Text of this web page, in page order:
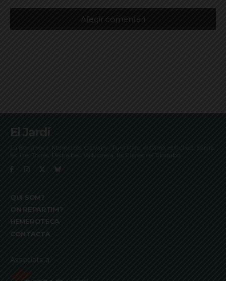
El Jardí
La Bonanova, Monterols, Galvany, Turó Parc, el Farró, el Putxet, Sarrià,
les Tres Torres, Pedralbes, Vallvidrera, les Planes i el Tibidabo
QUI SOM?
ON REPARTIM?
HEMEROTECA
CONTACTA
Associats a: